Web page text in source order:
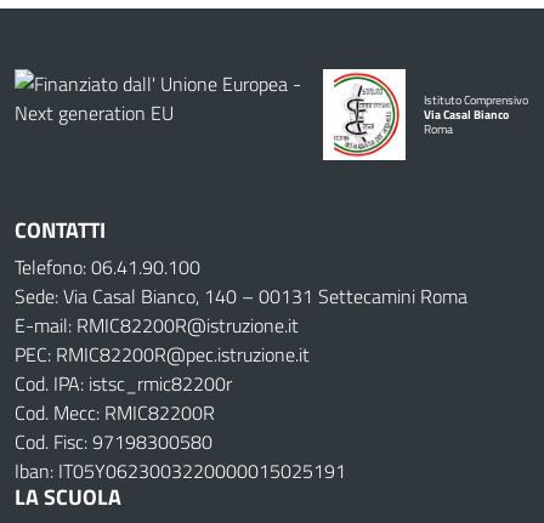
Istituto Comprensivo
Via Casal Bianco
Roma
CONTATTI
Telefono: 06.41.90.100
Sede: Via Casal Bianco, 140 – 00131 Settecamini Roma
E-mail: RMIC82200R@istruzione.it
PEC: RMIC82200R@pec.istruzione.it
Cod. IPA: istsc_rmic82200r
Cod. Mecc: RMIC82200R
Cod. Fisc: 97198300580
Iban: IT05Y0623003220000015025191
LA SCUOLA